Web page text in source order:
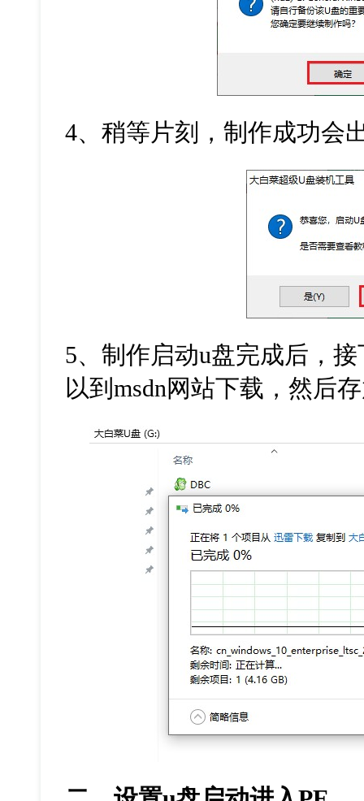
4、稍等片刻，制作成功会
5、制作启动u盘完成后，
以到msdn网站下载，然后